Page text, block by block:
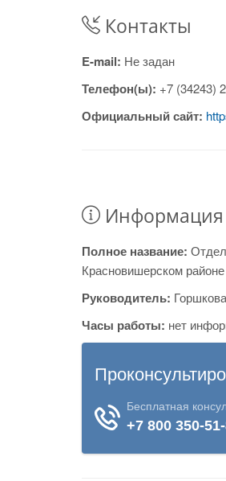
Контакты
E-mail: Не задан
Телефон(ы): +7 (34243)
Официальный сайт:
Информация
Полное название:
Красновишерском районе
Руководитель:
Часы работы: нет